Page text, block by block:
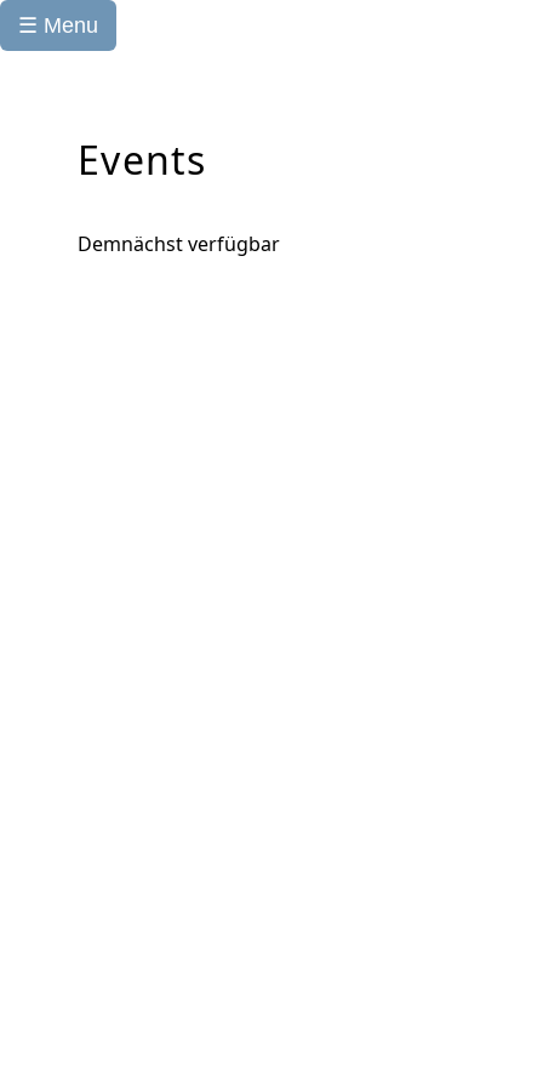
☰ Menu
Events
Demnächst verfügbar